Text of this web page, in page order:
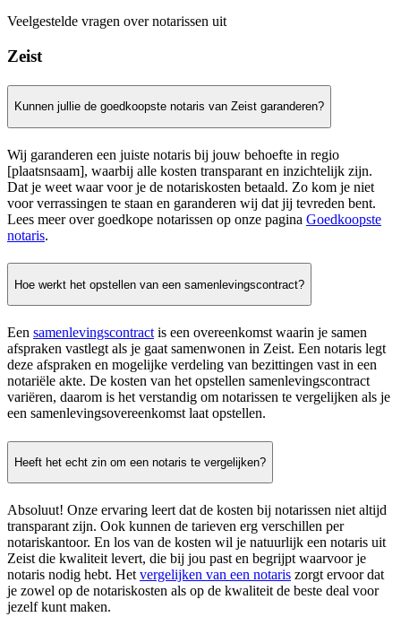
Veelgestelde vragen over notarissen uit
Zeist
Kunnen jullie de goedkoopste notaris van Zeist garanderen?
Wij garanderen een juiste notaris bij jouw behoefte in regio
[plaatsnsaam], waarbij alle kosten transparant en inzichtelijk zijn.
Dat je weet waar voor je de notariskosten betaald. Zo kom je niet
voor verrassingen te staan en garanderen wij dat jij tevreden bent.
Lees meer over goedkope notarissen op onze pagina Goedkoopste
notaris.
Hoe werkt het opstellen van een samenlevingscontract?
Een samenlevingscontract is een overeenkomst waarin je samen
afspraken vastlegt als je gaat samenwonen in Zeist. Een notaris legt
deze afspraken en mogelijke verdeling van bezittingen vast in een
notariële akte. De kosten van het opstellen samenlevingscontract
variëren, daarom is het verstandig om notarissen te vergelijken als je
een samenlevingsovereenkomst laat opstellen.
Heeft het echt zin om een notaris te vergelijken?
Absoluut! Onze ervaring leert dat de kosten bij notarissen niet altijd
transparant zijn. Ook kunnen de tarieven erg verschillen per
notariskantoor. En los van de kosten wil je natuurlijk een notaris uit
Zeist die kwaliteit levert, die bij jou past en begrijpt waarvoor je
notaris nodig hebt. Hetvergelijken van een notaris zorgt ervoor dat
je zowel op de notariskosten als op de kwaliteit de beste deal voor
jezelf kunt maken.